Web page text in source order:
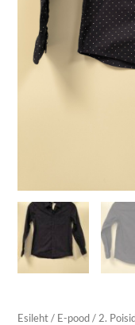
Esileht/ E-pood/ 2.